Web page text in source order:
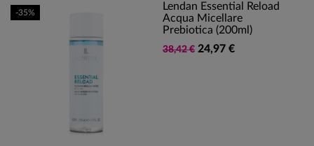
Lendan Essential Reload
Acqua Micellare
Prebiotica (200ml)
38,42 € 24,97 €
-35%